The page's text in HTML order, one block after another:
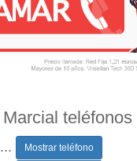
teléfonos
... Mostrar teléfono